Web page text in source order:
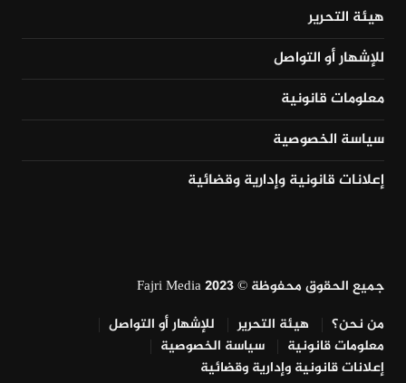
هيئة التحرير
للإشهار أو التواصل
معلومات قانونية
سياسة الخصوصية
إعلانات قانونية وإدارية وقضائية
جميع الحقوق محفوظة © Fajri Media 2023
من نحن؟
هيئة التحرير
للإشهار أو التواصل
معلومات قانونية
سياسة الخصوصية
إعلانات قانونية وإدارية وقضائية